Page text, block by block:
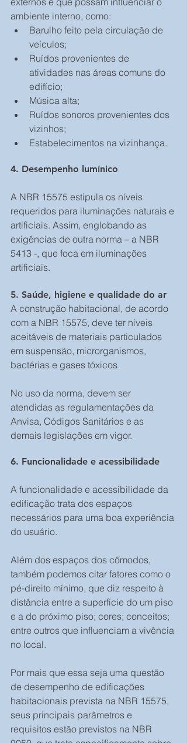
ambiente interno, como:
Barulho feito pela circulação de
veículos;
Ruídos provenientes de
atividades nas áreas comuns do
edifício;
Música alta;
Ruídos sonoros provenientes dos
vizinhos;
Estabelecimentos na vizinhança.
4. Desempenho lumínico
A NBR 15575 estipula os níveis
requeridos para iluminações naturais e
artificiais. Assim, englobando as
exigências de outra norma – a NBR
5413 -, que foca em iluminações
artificiais.
5. Saúde, higiene e qualidade do ar
A construção habitacional, de acordo
com a NBR 15575, deve ter níveis
aceitáveis de materiais particulados
em suspensão, microrganismos,
bactérias e gases tóxicos.
No uso da norma, devem ser
atendidas as regulamentações da
Anvisa, Códigos Sanitários e as
demais legislações em vigor.
6. Funcionalidade e acessibilidade
A funcionalidade e acessibilidade da
edificação trata dos espaços
necessários para uma boa experiência
do usuário.
Além dos espaços dos cômodos,
também podemos citar fatores como o
pé-direito mínimo, que diz respeito à
distância entre a superfície do um piso
e a do próximo piso; cores; conceitos;
entre outros que influenciam a vivência
no local.
Por mais que essa seja uma questão
de desempenho de edificações
habitacionais prevista na NBR 15575,
seus principais parâmetros e
requisitos estão previstos na NBR